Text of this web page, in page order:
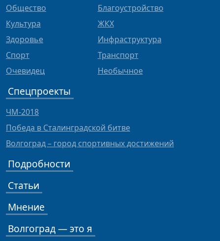
Общество
Культура
Здоровье
Спорт
Очевидец
Благоустройство
ЖКХ
Инфраструктура
Транспорт
Необычное
Спецпроекты
ЧМ-2018
Победа в Сталинградской битве
Волгоград – город спортивных достижений
Подробности
Статьи
Мнение
Волгоград — это я